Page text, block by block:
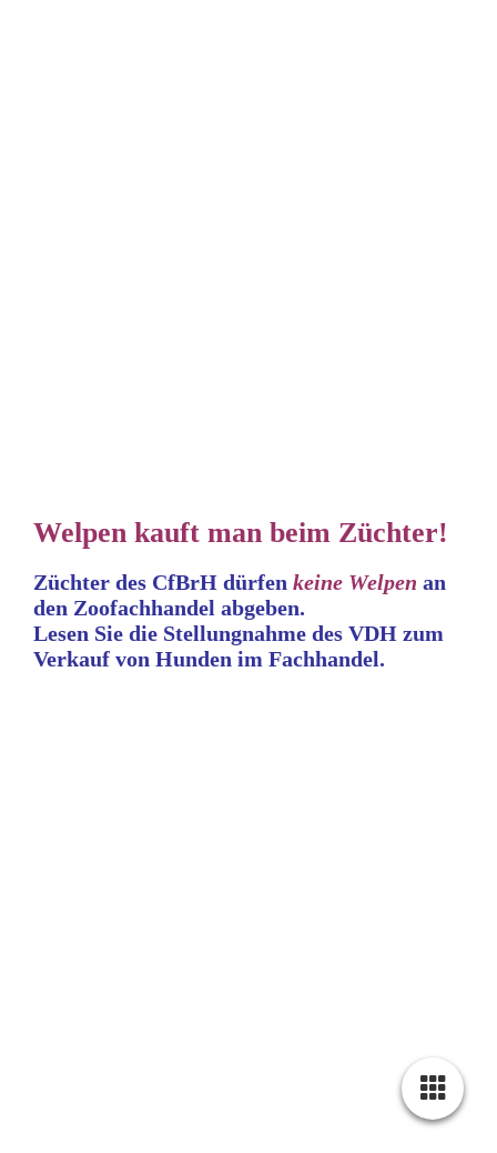
Welpen kauft man beim Züchter!
Züchter des CfBrH dürfen keine Welpen an
den Zoofachhandel abgeben.
Lesen Sie die Stellungnahme des VDH zum
Verkauf von Hunden im Fachhandel.